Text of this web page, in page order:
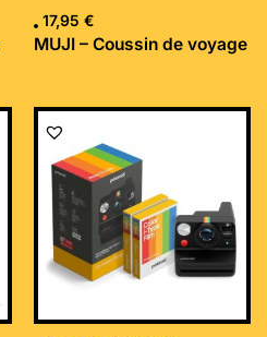
17,95 €
MUJI – Coussin de voyage
Le
initial
était :
169,99 €.
Le